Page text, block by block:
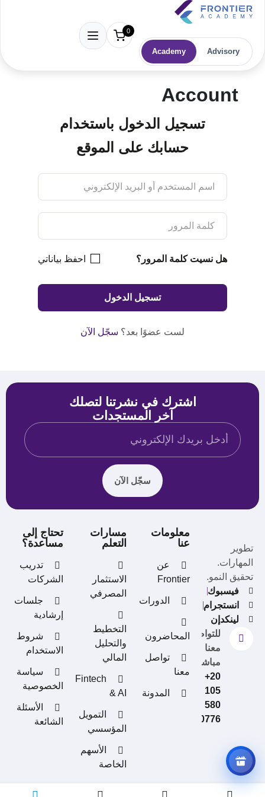
Advisory
Academy
0
Account
تسجيل الدخول باستخدام
حسابك على الموقع
هل نسيت كلمة المرور؟ احفظ بياناتي
لست عضوًا بعد؟ سجّل الآن
اشترك في نشرتنا لتصلك
آخر المستجدات
سجّل الآن
تطوير
المهارات.
تحقيق النمو.
فيسبوك
انستجرام
لينكدإن
للتواصل
معنا
مباشرة
+20
105
580
0776
معلومات
عنا
عن
Frontier
الدورات
المحاضرون
تواصل
معنا
المدونة
مسارات
التعلم
الاستثمار
المصرفي
التخطيط
والتحليل
المالي
Fintech
& AI
التمويل
المؤسسي
الأسهم
الخاصة
تحتاج إلى
مساعدة؟
تدريب
الشركات
جلسات
إرشادية
شروط
الاستخدام
سياسة
الخصوصية
الأسئلة
الشائعة
مكافآت دعوة الأصدقاء
ادعُ أصدقاءك، واحصل على مكافآت